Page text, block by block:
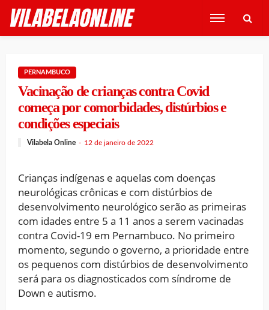
PERNAMBUCO
Vacinação de crianças contra Covid
começa por comorbidades, distúrbios e
condições especiais
Vilabela Online 12 de janeiro de 2022
Crianças indígenas e aquelas com doenças
neurológicas crônicas e com distúrbios de
desenvolvimento neurológico serão as primeiras
com idades entre 5 a 11 anos a serem vacinadas
contra Covid-19 em Pernambuco. No primeiro
momento, segundo o governo, a prioridade entre
os pequenos com distúrbios de desenvolvimento
será para os diagnosticados com síndrome de
Down e autismo.